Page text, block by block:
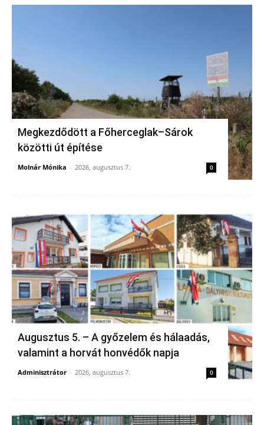
Megkezdődött a Főherceglak–Sárok
közötti út építése
Molnár Mónika - 2026, augusztus 7. 0
Augusztus 5. – A győzelem és hálaadás,
valamint a horvát honvédők napja
Adminisztrátor - 2026, augusztus 7. 0